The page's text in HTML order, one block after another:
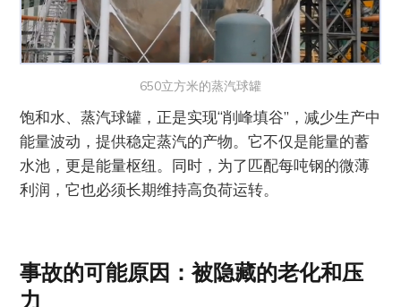
650立方米的蒸汽球罐
饱和水、蒸汽球罐，正是实现“削峰填谷”，减少生产中
能量波动，提供稳定蒸汽的产物。它不仅是能量的蓄
水池，更是能量枢纽。同时，为了匹配每吨钢的微薄
利润，它也必须长期维持高负荷运转。
事故的可能原因：被隐藏的老化和压
力